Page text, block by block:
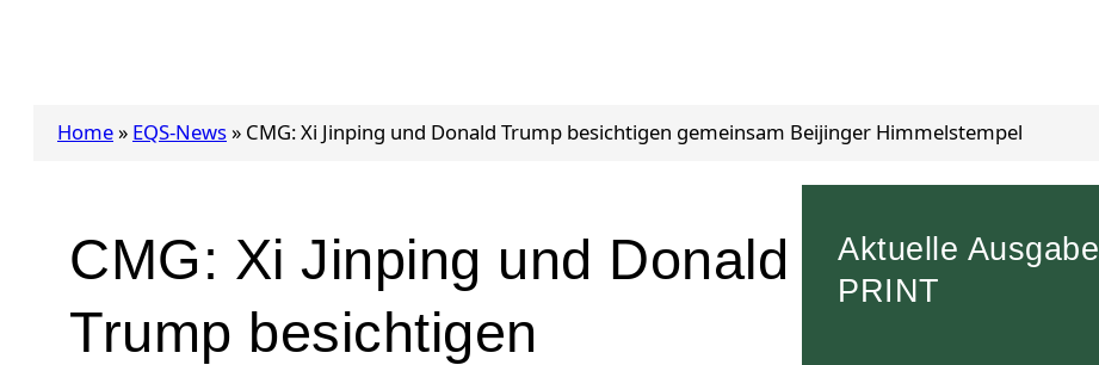
Home» EQS-News» CMG: Xi Jinping und Donald Trump besichtigen gemeinsam Beijinger Himmelstempel
CMG: Xi Jinping und Donald
Trump besichtigen
Aktuelle Ausgabe
PRINT